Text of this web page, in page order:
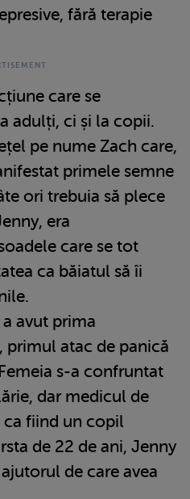
fără terapie
care se
adulți, ci și la copii.
pe nume Zach care,
primele semne
ori trebuia să plece
era
care se tot
ca băiatul să îi
avut prima
primul atac de panică
s-a confruntat
dar medicul de
fiind un copil
de 22 de ani, Jenny
de care avea